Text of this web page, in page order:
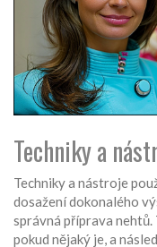
Techniky a
Techniky a nástroje
dosažení dokonalého
správná příprava
pokud nějaký je, a